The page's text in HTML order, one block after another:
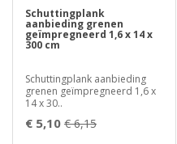
Schuttingplank
aanbieding grenen
geïmpregneerd 1,6 x 14 x
300 cm
Schuttingplank aanbieding
grenen geïmpregneerd 1,6 x
14 x 30..
€ 5,10 € 6,15